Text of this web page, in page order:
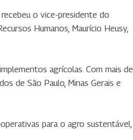
o vice-presidente do
Humanos, Maurício Heusy,
agrícolas. Com mais de
de São Paulo, Minas Gerais e
para o agro sustentável,